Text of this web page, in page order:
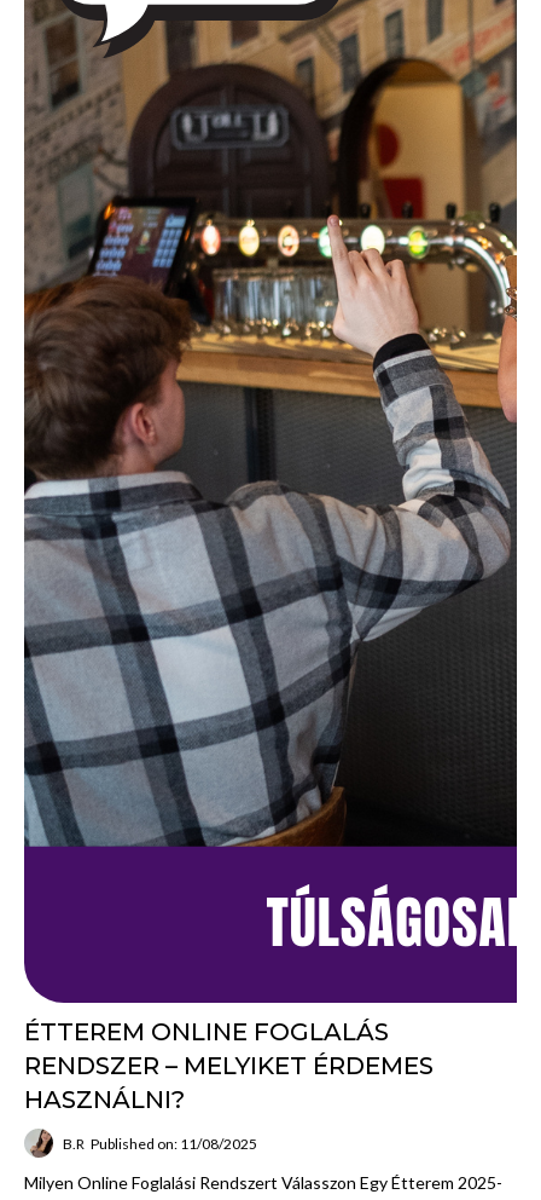
ÉTTEREM ONLINE FOGLALÁS
RENDSZER – MELYIKET ÉRDEMES
HASZNÁLNI?
B.R Published on: 11/08/2025
Milyen Online Foglalási Rendszert Válasszon Egy Étterem 2025-